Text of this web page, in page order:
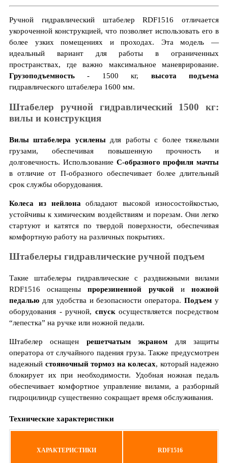
Ручной гидравлический штабелер RDF1516 отличается
укороченной конструкцией, что позволяет использовать его в
более узких помещениях и проходах. Эта модель —
идеальный вариант для работы в ограниченных
пространствах, где важно максимальное маневрирование.
Грузоподъемность- 1500 кг, высота подъема
гидравлического штабелера 1600 мм.
Штабелер ручной гидравлический 1500 кг:
вилы и конструкция
Вилы штабелера усиленыдля работы с более тяжелыми
грузами, обеспечивая повышенную прочность и
долговечность. Использование С-образного профиля мачты
в отличие от П-образного обеспечивает более длительный
срок службы оборудования.
Колеса из нейлонаобладают высокой износостойкостью,
устойчивы к химическим воздействиям и порезам. Они легко
стартуют и катятся по твердой поверхности, обеспечивая
комфортную работу на различных покрытиях.
Штабелеры гидравлические ручной подъем
Такие штабелеры гидравлические с раздвижными вилами
RDF1516 оснащеныпрорезиненной ручкойиножной
педалью для удобства и безопасности оператора.Подъем у
оборудования - ручной, спуск осуществляется посредством
“лепестка” на ручке или ножной педали.
Штабелер оснащен решетчатым экраном для защиты
оператора от случайного падения груза. Также предусмотрен
надежный стояночный тормоз на колесах, который надежно
блокирует их при необходимости. Удобная ножная педаль
обеспечивает комфортное управление вилами, а разборный
гидроцилиндр существенно сокращает время обслуживания.
Технические характеристики
ХАРАКТЕРИСТИКИ RDF1516